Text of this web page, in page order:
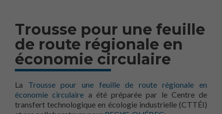
Trousse pour une feuille
de route régionale en
économie circulaire
La Trousse pour une feuille de route régionale en
économie circulaire a été préparée par le Centre de
transfert technologique en écologie industrielle (CTTÉI)